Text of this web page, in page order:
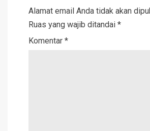
Alamat email Anda tidak akan
Ruas yang wajib ditandai *
Komentar *